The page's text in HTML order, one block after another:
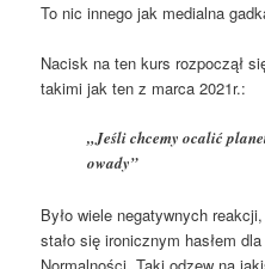
To nic innego jak medialna
Nacisk na ten kurs rozpoczął
takimi jak ten z marca 2021r.:
„Jeśli chcemy ocalić
owady”
Było wiele negatywnych reakcji,
stało się ironicznym hasłem
Normalności. Taki odzew na